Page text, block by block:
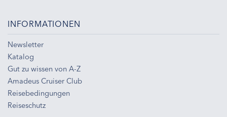
INFORMATIONEN
Newsletter
Katalog
Gut zu wissen von A-Z
Amadeus Cruiser Club
Reisebedingungen
Reiseschutz